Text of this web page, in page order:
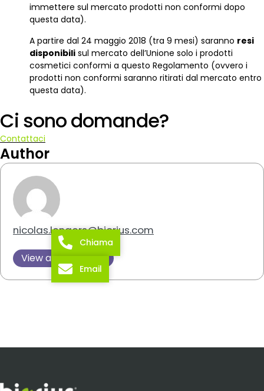
immettere sul mercato prodotti non conformi dopo
questa data).
A partire dal 24 maggio 2018 (tra 9 mesi) saranno resi
disponibili sul mercato dell’Unione solo i prodotti
cosmetici conformi a questo Regolamento (ovvero i
prodotti non conformi saranno ritirati dal mercato entro
questa data).
Ci sono domande?
Contattaci
Author
nicolas.lenaers@biorius.com
View all posts
Chiama
Email